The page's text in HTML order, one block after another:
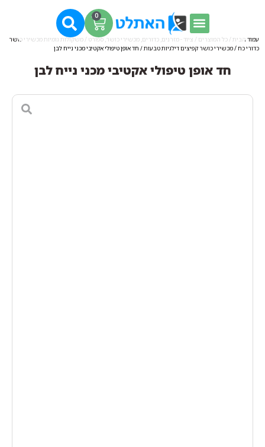
0
עמוד הבית / כל המוצרים / ציוד - מזרנים, כדורים, מכשירי כושר, ספורט / משקולות גומיות מכשירי כושר
כדורי כח/מכשירי כושר קפיצים דילגיות טבעות/ חד אופן טיפולי אקטיבי מכני נייח לבן
חד אופן טיפולי אקטיבי מכני נייח לבן